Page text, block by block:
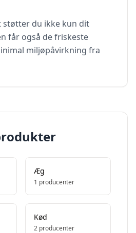
støtter du ikke kun dit
får også de friskeste
miljøpåvirkning fra
Æg
1 producenter
Kød
2 producenter